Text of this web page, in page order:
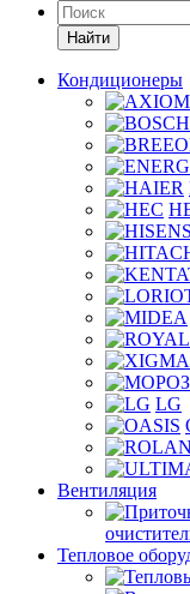
Найти
Кондиционеры
LG
Вентиляция
Тепловое